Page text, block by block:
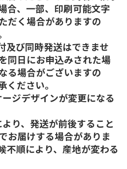
合、一部、印刷可能文字
だく場合がありますの
及び同時発送はできませ
同日にお申込みされた場
る場合がございますの
ください。
ジデザインが変更になる
り、発送が前後すること
お届けする場合がありま
不順により、産地が変わる